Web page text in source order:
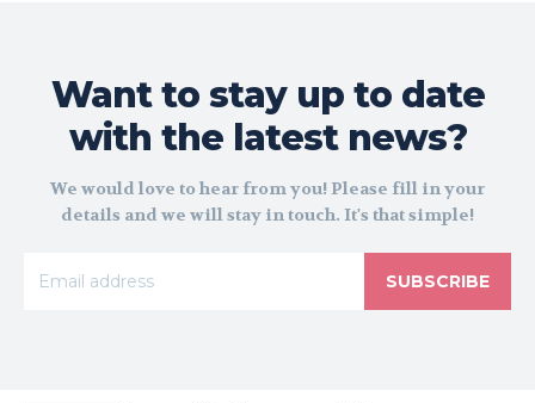
Want to stay up to date
with the latest news?
We would love to hear from you! Please fill in your
details and we will stay in touch. It's that simple!
SUBSCRIBE